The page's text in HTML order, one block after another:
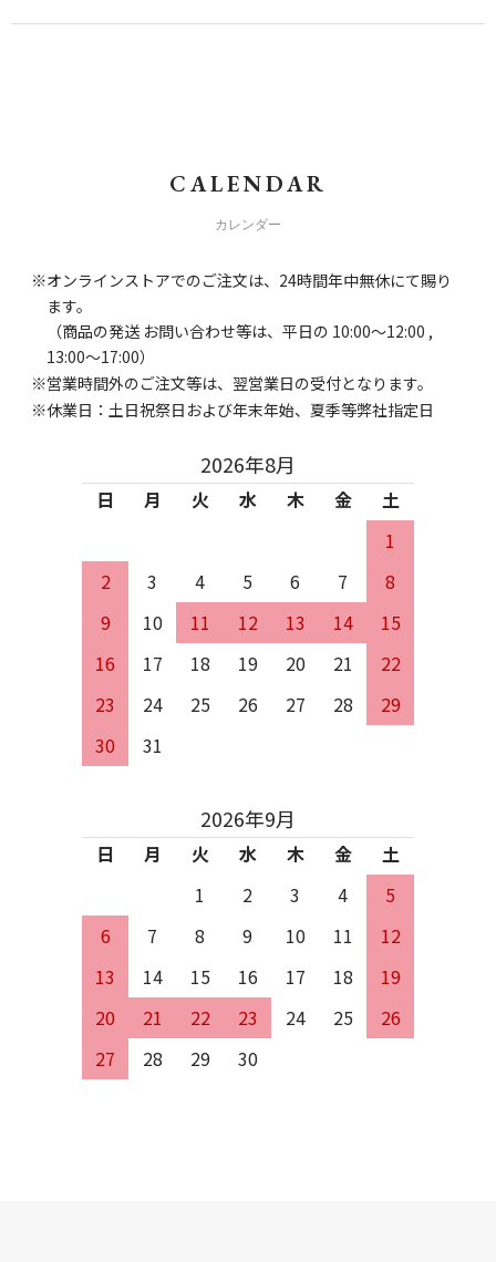
CALENDAR
カレンダー
オンラインストアでのご注文は、24時間年中無休にて賜り
ます。
（商品の発送 お問い合わせ等は、平日の 10:00～12:00 ,
13:00～17:00）
営業時間外のご注文等は、翌営業日の受付となります。
休業日：土日祝祭日および年末年始、夏季等弊社指定日
2026年8月
日 月 火 水 木 金
土
1
2
3 4 5 6 7
8
9
10 11 12 13 14
15
16
17 18 19 20 21
22
23
24 25 26 27 28
29
30
31
2026年9月
日 月 火 水 木 金
土
1
2 3 4
5
6
7 8 9 10 11
12
13
14 15 16 17 18
19
20
21 22 23 24 25
26
27
28 29 30